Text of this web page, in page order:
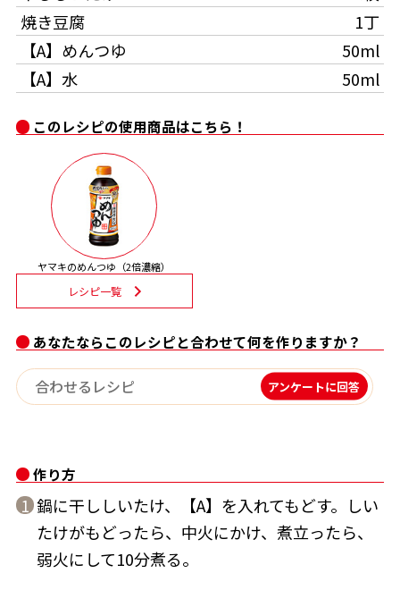
サッと鍋®
楽チン屋® ストレートつゆ
おいしいレシピを商品から探す
かつお節レシピ
めんつゆレシピ
割烹白だしレシピ
レシピ特設サイト
割烹白だしレシピ特集
だし巻き卵特集
かつお節・だしを楽しむ
だしコミュ
- ジョブリターン制
このレシピの使用商品はこちら！
ヤマキのめんつゆ（2倍濃縮）
レシピ一覧
あなたならこのレシピと合わせて何を作りますか？
アンケートに回答
作り方
1 鍋に干ししいたけ、【A】を入れてもどす。しい
たけがもどったら、中火にかけ、煮立ったら、
弱火にして10分煮る。
焼き豆腐
1丁
【A】めんつゆ
50ml
【A】水
50ml